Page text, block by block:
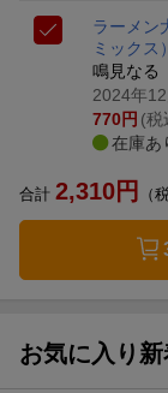
ラーメ
ミックス）
鳴見なる
2024年
770円 (税
在庫あ
合計 2,310円 （
お気に入り